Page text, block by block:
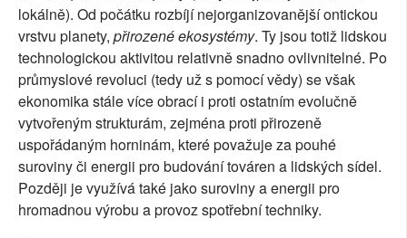
lokálně). Od počátku rozbíjí nejorganizovanější ontickou
vrstvu planety, přirozené ekosystémy. Ty jsou totiž lidskou
technologickou aktivitou relativně snadno ovlivnitelné. Po
průmyslové revoluci (tedy už s pomocí vědy) se však
ekonomika stále více obrací i proti ostatním evolučně
vytvořeným strukturám, zejména proti přirozeně
uspořádaným horninám, které považuje za pouhé
suroviny či energii pro budování továren a lidských sídel.
Později je využívá také jako suroviny a energii pro
hromadnou výrobu a provoz spotřební techniky.